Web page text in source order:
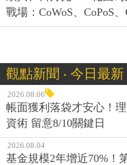
戰場：CoWoS、CoPoS
觀點新聞 ‧ 今日最新
2026.08.06
帳面獲利落袋才安心！
資術 留意8/10關鍵日
2026.08.04
基金規模2年增近70%！